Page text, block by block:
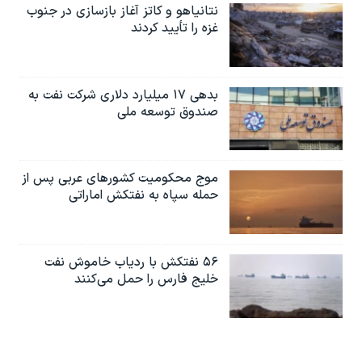
نتانیاهو و کاتز آغاز بازسازی در جنوب
غزه را تأیید کردند
بدهی ۱۷ میلیارد دلاری شرکت نفت به
صندوق توسعه ملی
موج محکومیت کشورهای عربی پس از
حمله سپاه به نفتکش اماراتی
۵۶ نفتکش با ردیاب خاموش نفت
خلیج فارس را حمل می‌کنند